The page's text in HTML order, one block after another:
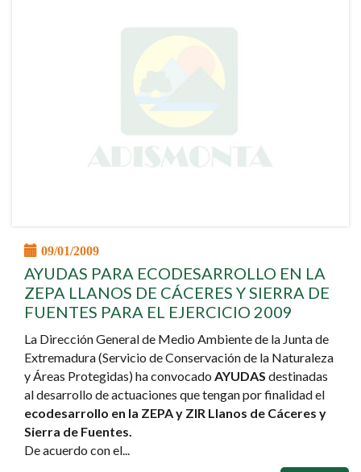
09/01/2009
AYUDAS PARA ECODESARROLLO EN LA
ZEPA LLANOS DE CÁCERES Y SIERRA DE
FUENTES PARA EL EJERCICIO 2009
La Dirección General de Medio Ambiente de la Junta de
Extremadura (Servicio de Conservación de la Naturaleza
y Áreas Protegidas) ha convocado AYUDAS destinadas
al desarrollo de actuaciones que tengan por finalidad el
ecodesarrollo en la ZEPA y ZIR Llanos de Cáceres y
Sierra de Fuentes.
De acuerdo con el...